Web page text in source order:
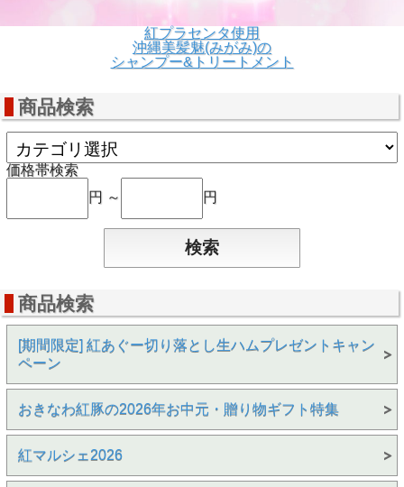
紅プラセンタ使用
沖縄美髪魅(みがみ)の
シャンプー&トリートメント
商品検索
価格帯検索
円 ～
円
商品検索
[期間限定] 紅あぐー切り落とし生ハムプレゼントキャン
ペーン
おきなわ紅豚の2026年お中元・贈り物ギフト特集
紅マルシェ2026